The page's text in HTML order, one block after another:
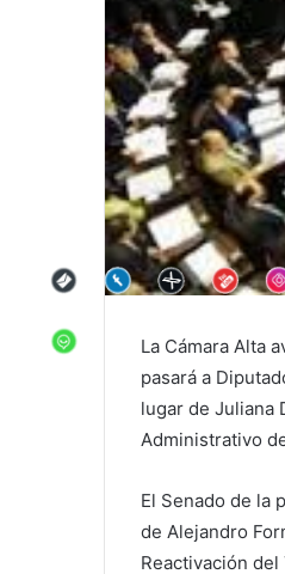
La Cámara Alta
pasará a
lugar de Juliana
Administrativo
El Senado de la
de Alejandro
Reactivación